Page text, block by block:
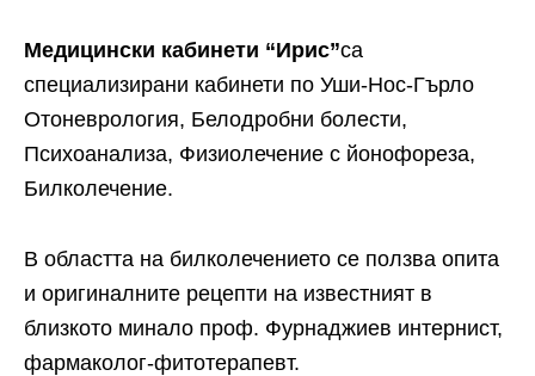
Медицински кабинети “Ирис”са
специализирани кабинети по Уши-Нос-Гърло
Отоневрология, Белодробни болести,
Психоанализа, Физиолечение с йонофореза,
Билколечение.
В областта на билколечението се ползва опита
и оригиналните рецепти на известният в
близкото минало проф. Фурнаджиев интернист,
фармаколог-фитотерапевт.